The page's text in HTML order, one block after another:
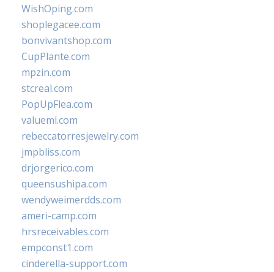
WishOping.com
shoplegacee.com
bonvivantshop.com
CupPlante.com
mpzin.com
stcreal.com
PopUpFlea.com
valueml.com
rebeccatorresjewelry.com
jmpbliss.com
drjorgerico.com
queensushipa.com
wendyweimerdds.com
ameri-camp.com
hrsreceivables.com
empconst1.com
cinderella-support.com